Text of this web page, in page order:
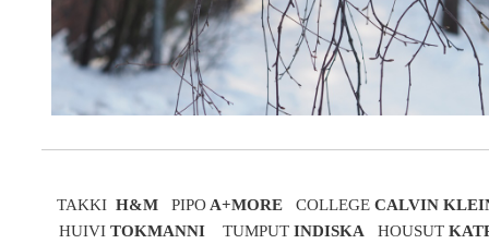
TAKKI H&MPIPOA+MORECOLLEGE CALVIN
HUIVITOKMANNI TUMPUTINDISKA HOUSUT